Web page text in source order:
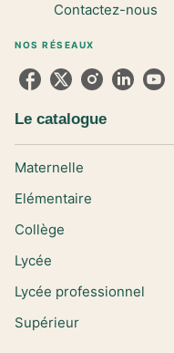
Contactez-nous
NOS RÉSEAUX
Le catalogue
Maternelle
Elémentaire
Collège
Lycée
Lycée professionnel
Supérieur